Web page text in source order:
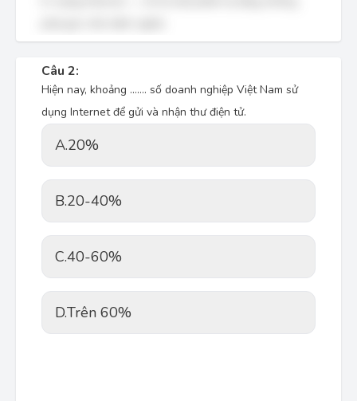
Câu 2:
Hiện nay, khoảng ……. số doanh nghiệp Việt Nam sử
dụng Internet để gửi và nhận thư điện tử.
A.20%
B.20-40%
C.40-60%
D.Trên 60%